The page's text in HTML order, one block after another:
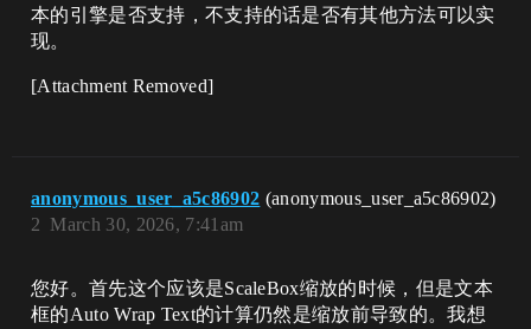
本的引擎是否支持，不支持的话是否有其他方法可以实
现。
[Attachment Removed]
anonymous_user_a5c86902 (anonymous_user_a5c86902)
March 30, 2026, 7:41am
2
您好。首先这个应该是ScaleBox缩放的时候，但是文本
框的Auto Wrap Text的计算仍然是缩放前导致的。我想